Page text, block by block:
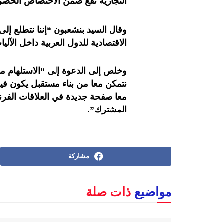
وقال السيد بنشعبون “إننا نتطلع
الاقتصادية للدول العربية داخل
وخلص إلى الدعوة إلى
نتمكن معا من بناء مستقبل يكون
معا صفحة جديدة في العلاقات
المشترك”.
مشاركة
مواضيع ذات صلة